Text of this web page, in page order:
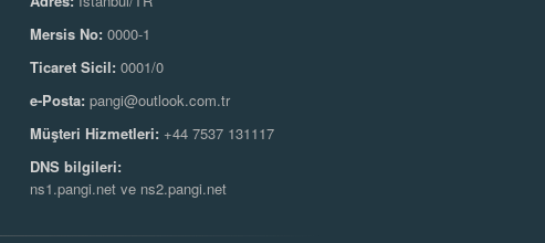
Mersis No: 0000-1
Ticaret Sicil: 0001/0
e-Posta: pangi@outlook.com.tr
Müşteri Hizmetleri: +44 7537 131117
DNS bilgileri:
ns1.pangi.net ve ns2.pangi.net